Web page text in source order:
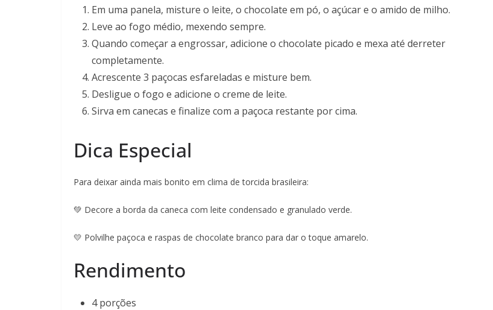
Em uma panela, misture o leite, o chocolate em pó, o açúcar e o amido de milho.
Leve ao fogo médio, mexendo sempre.
Quando começar a engrossar, adicione o chocolate picado e mexa até derreter
completamente.
Acrescente 3 paçocas esfareladas e misture bem.
Desligue o fogo e adicione o creme de leite.
Sirva em canecas e finalize com a paçoca restante por cima.
Dica Especial
Para deixar ainda mais bonito em clima de torcida brasileira:
💚 Decore a borda da caneca com leite condensado e granulado verde.
💛 Polvilhe paçoca e raspas de chocolate branco para dar o toque amarelo.
Rendimento
4 porções